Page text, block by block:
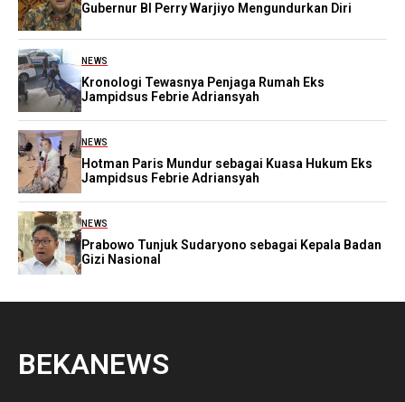
Gubernur BI Perry Warjiyo Mengundurkan Diri
NEWS
Kronologi Tewasnya Penjaga Rumah Eks
Jampidsus Febrie Adriansyah
NEWS
Hotman Paris Mundur sebagai Kuasa Hukum Eks
Jampidsus Febrie Adriansyah
NEWS
Prabowo Tunjuk Sudaryono sebagai Kepala Badan
Gizi Nasional
BEKANEWS